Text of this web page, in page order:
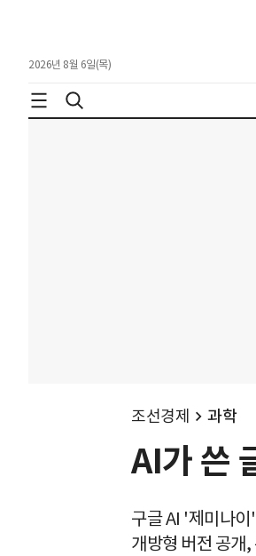
2026년 8월 6일(목)
조선경제 과학
AI가 쓴
구글 AI '제미나
개방형 버전 공개